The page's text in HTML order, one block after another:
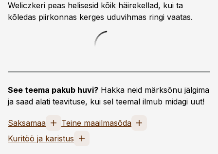
Weliczkeri peas helisesid kõik häirekellad, kui ta
kõledas piirkonnas kerges uduvihmas ringi vaatas.
See teema pakub huvi? Hakka neid märksõnu jälgima
ja saad alati teavituse, kui sel teemal ilmub midagi uut!
Saksamaa
Teine maailmasõda
Kuritöö ja karistus